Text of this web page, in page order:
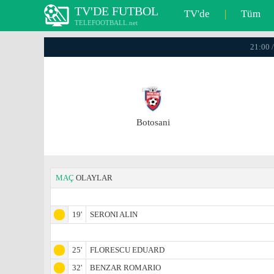
TV'DE FUTBOL
TELEFOOTBALL.net
TV'de | Tüm
21:00
Botosani
MAÇ OLAYLAR
19' SERONI ALIN
25'
FLORESCU EDUARD
32'
BENZAR ROMARIO